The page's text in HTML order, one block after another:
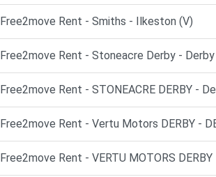
Free2move Rent - Smiths - Ilkeston (V)
Free2move Rent - Stoneacre Derby - Derby
Free2move Rent - STONEACRE DERBY -
Free2move Rent - Vertu Motors DERBY -
Free2move Rent - VERTU MOTORS DERBY